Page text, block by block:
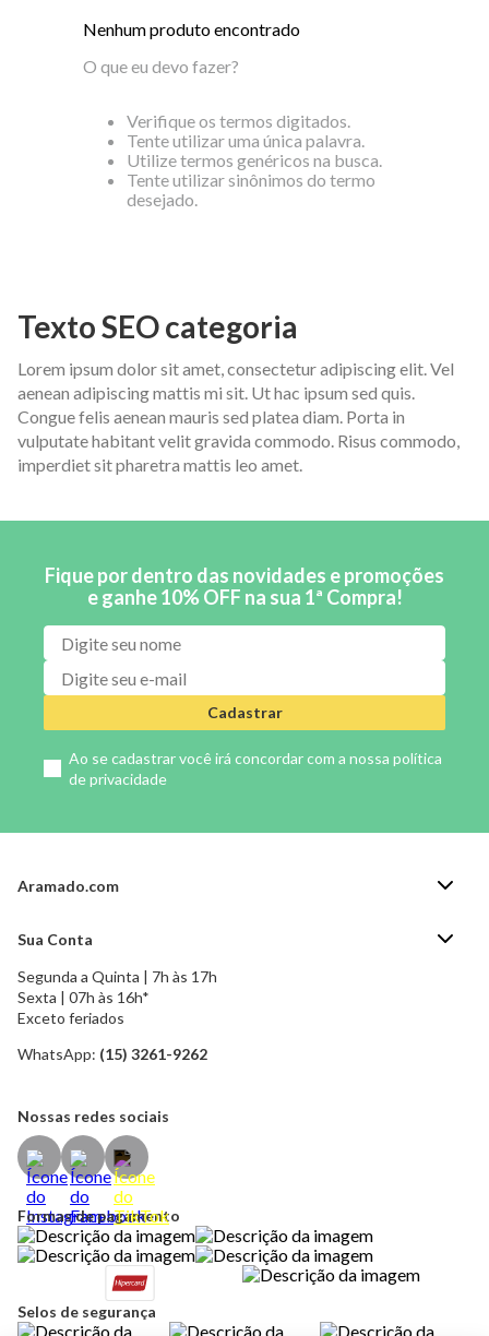
Nenhum produto encontrado
O que eu devo fazer?
Verifique os termos digitados.
Tente utilizar uma única palavra.
Utilize termos genéricos na busca.
Tente utilizar sinônimos do termo
desejado.
Texto SEO categoria
Lorem ipsum dolor sit amet, consectetur adipiscing elit. Vel
aenean adipiscing mattis mi sit. Ut hac ipsum sed quis.
Congue felis aenean mauris sed platea diam. Porta in
vulputate habitant velit gravida commodo. Risus commodo,
imperdiet sit pharetra mattis leo amet.
Fique por dentro das novidades e promoções
e ganhe 10% OFF na sua 1ª Compra!
Cadastrar
Ao se cadastrar você irá concordar com a nossa política
de privacidade
Aramado.com
Blog Aramado.com
Política de Privacidade
Política de Troca e Devolução
Política de Frete Grátis
Sua Conta
Minha Conta
Meus pedidos
Segunda a Quinta | 7h às 17h
Sexta | 07h às 16h*
Exceto feriados
WhatsApp: (15) 3261-9262
Nossas redes sociais
Formas de pagamento
Selos de segurança